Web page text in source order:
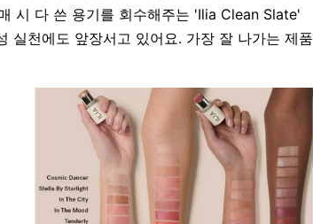
시 다 쓴 용기를 회수해주는 'Ilia Clean Slate'
실천에도 앞장서고 있어요. 가장 잘 나가는 제품